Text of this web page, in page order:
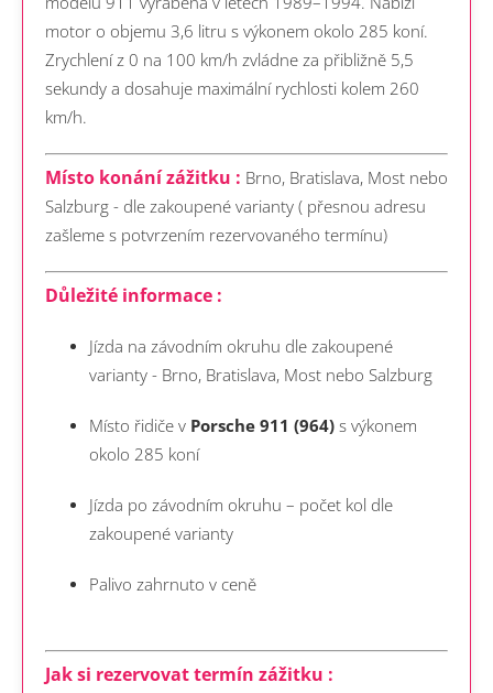
motor o objemu 3,6 litru s výkonem okolo 285 koní.
Zrychlení z 0 na 100 km/h zvládne za přibližně 5,5
sekundy a dosahuje maximální rychlosti kolem 260
km/h.
Místo konání zážitku : Brno, Bratislava, Most nebo
Salzburg - dle zakoupené varianty ( přesnou adresu
zašleme s potvrzením rezervovaného termínu)
Důležité informace :
Jízda na závodním okruhu dle zakoupené
varianty - Brno, Bratislava, Most nebo Salzburg
Místo řidiče v Porsche 911 (964) s výkonem
okolo 285 koní
Jízda po závodním okruhu – počet kol dle
zakoupené varianty
Palivo zahrnuto v ceně
Jak si rezervovat termín zážitku :